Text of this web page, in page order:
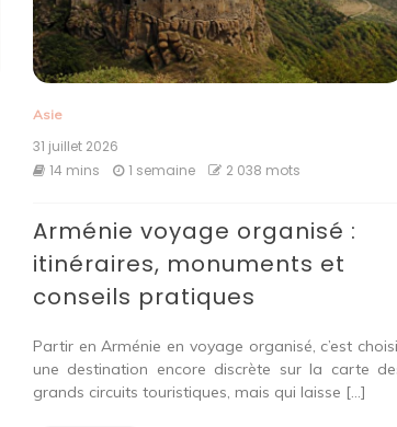
Asie
31 juillet 2026
14 mins
1 semaine 2 038 mots
Arménie voyage organisé :
itinéraires, monuments et
conseils pratiques
Partir en Arménie en voyage organisé, c’est
une destination encore discrète sur la carte
grands circuits touristiques, mais qui laisse […]